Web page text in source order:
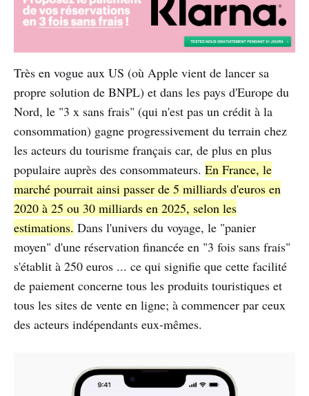
Très en vogue aux US (où Apple vient de lancer sa
propre solution de BNPL) et dans les pays d'Europe du
Nord, le "3 x sans frais" (qui n'est pas un crédit à la
consommation) gagne progressivement du terrain chez
les acteurs du tourisme français car, de plus en plus
populaire auprès des consommateurs. En France, le
marché pourrait ainsi passer de 5 milliards d'euros en
2020 à 25 ou 30 milliards en 2025, selon les
estimations. Dans l'univers du voyage, le "panier
moyen" d'une réservation financée en "3 fois sans frais"
s'établit à 250 euros ... ce qui signifie que cette facilité
de paiement concerne tous les produits touristiques et
tous les sites de vente en ligne; à commencer par ceux
des acteurs indépendants eux-mêmes.